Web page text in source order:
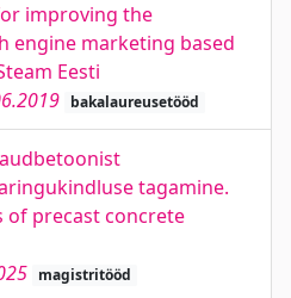
improving the
engine marketing based
Eesti
bakalaureusetööd
tagamine.
of precast concrete
magistritööd